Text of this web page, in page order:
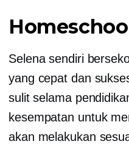
Selena sendiri
yang cepat dan
sulit selama
kesempatan untuk
akan melakukan